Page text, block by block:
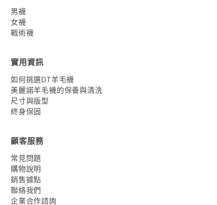
男襪
女襪
戰術襪
實用資訊
如何挑選DT羊毛襪
美麗諾羊毛襪的保養與清洗
尺寸與版型
終身保固
顧客服務
常見問題
購物說明
銷售據點
聯絡我們
企業合作諮詢